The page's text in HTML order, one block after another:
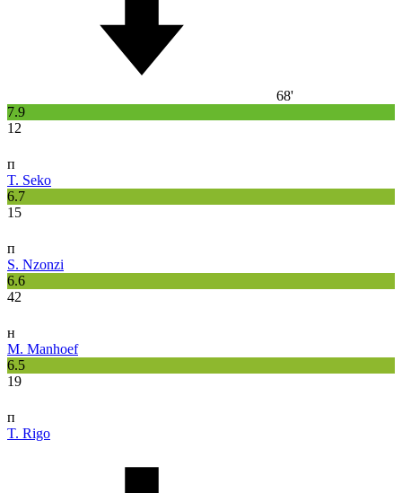
68'
7.9
12
п
T. Seko
6.7
15
п
S. Nzonzi
6.6
42
н
M. Manhoef
6.5
19
п
T. Rigo